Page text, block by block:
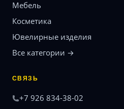
Мебель
Косметика
Ювелирные изделия
Все категории →
СВЯЗЬ
+7 926 834-38-02